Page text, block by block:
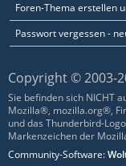
Foren-Thema erstellen
Passwort vergessen -
Copyright © 2003-
Sie befinden sich NICHT
Mozilla®, mozilla.org®,
und das Thunderbird-
Markenzeichen der
Community-Software: